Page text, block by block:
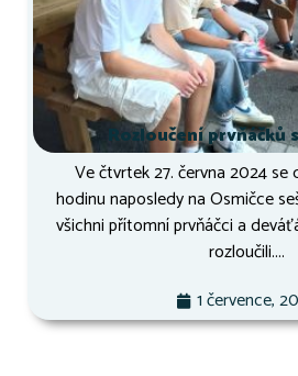
Rozloučení prvňáčků
Ve čtvrtek 27. června 2024 se
hodinu naposledy na Osmičce
všichni přítomní prvňáčci a
rozloučili....
1 července,